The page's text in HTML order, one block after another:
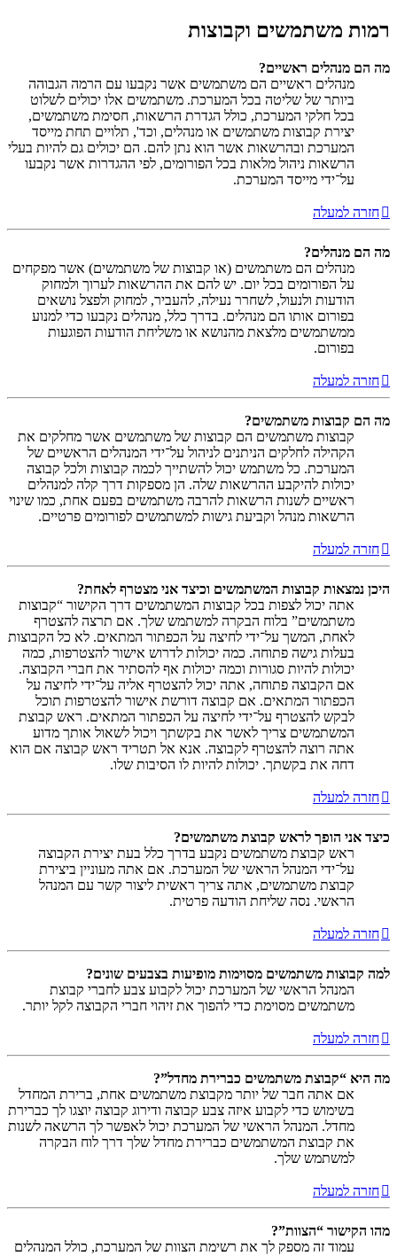
רמות משתמשים וקבוצות
מה הם מנהלים ראשיים?
מנהלים ראשיים הם משתמשים אשר נקבעו עם הרמה הגבוהה
ביותר של שליטה בכל המערכת. משתמשים אלו יכולים לשלוט
בכל חלקי המערכת, כולל הגדרת הרשאות, חסימת משתמשים,
יצירת קבוצות משתמשים או מנהלים, וכד', תלויים תחת מייסד
המערכת ובהרשאות אשר הוא נתן להם. הם יכולים גם להיות בעלי
הרשאות ניהול מלאות בכל הפורומים, לפי ההגדרות אשר נקבעו
על־ידי מייסד המערכת.
חזרה למעלה
מה הם מנהלים?
מנהלים הם משתמשים (או קבוצות של משתמשים) אשר מפקחים
על הפורומים בכל יום. יש להם את ההרשאות לערוך ולמחוק
הודעות ולנעול, לשחרר נעילה, להעביר, למחוק ולפצל נושאים
בפורום אותו הם מנהלים. בדרך כלל, מנהלים נקבעו כדי למנוע
ממשתמשים מלצאת מהנושא או משליחת הודעות הפוגעות
בפורום.
חזרה למעלה
מה הם קבוצות משתמשים?
קבוצות משתמשים הם קבוצות של משתמשים אשר מחלקים את
הקהילה לחלקים הניתנים לניהול על־ידי המנהלים הראשיים של
המערכת. כל משתמש יכול להשתייך לכמה קבוצות ולכל קבוצה
יכולות להיקבע ההרשאות שלה. הן מספקות דרך קלה למנהלים
ראשיים לשנות הרשאות להרבה משתמשים בפעם אחת, כמו שינוי
הרשאות מנהל וקביעת גישות למשתמשים לפורומים פרטיים.
חזרה למעלה
היכן נמצאות קבוצות המשתמשים וכיצד אני מצטרף לאחת?
אתה יכול לצפות בכל קבוצות המשתמשים דרך הקישור “קבוצות
משתמשים” בלוח הבקרה למשתמש שלך. אם תרצה להצטרף
לאחת, המשך על־ידי לחיצה על הכפתור המתאים. לא כל הקבוצות
בעלות גישה פתוחה. כמה יכולות לדרוש אישור להצטרפות, כמה
יכולות להיות סגורות וכמה יכולות אף להסתיר את חברי הקבוצה.
אם הקבוצה פתוחה, אתה יכול להצטרף אליה על־ידי לחיצה על
הכפתור המתאים. אם קבוצה דורשת אישור להצטרפות תוכל
לבקש להצטרף על־ידי לחיצה על הכפתור המתאים. ראש קבוצת
המשתמשים צריך לאשר את בקשתך ויכול לשאול אותך מדוע
אתה רוצה להצטרף לקבוצה. אנא אל תטריד ראש קבוצה אם הוא
דחה את בקשתך. יכולות להיות לו הסיבות שלו.
חזרה למעלה
כיצד אני הופך לראש קבוצת משתמשים?
ראש קבוצת משתמשים נקבע בדרך כלל בעת יצירת הקבוצה
על־ידי המנהל הראשי של המערכת. אם אתה מעוניין ביצירת
קבוצת משתמשים, אתה צריך ראשית ליצור קשר עם המנהל
הראשי. נסה שליחת הודעה פרטית.
חזרה למעלה
למה קבוצות משתמשים מסוימות מופיעות בצבעים שונים?
המנהל הראשי של המערכת יכול לקבוע צבע לחברי קבוצת
משתמשים מסוימת כדי להפוך את זיהוי חברי הקבוצה לקל יותר.
חזרה למעלה
מה היא “קבוצת משתמשים כברירת מחדל”?
אם אתה חבר של יותר מקבוצת משתמשים אחת, ברירת המחדל
בשימוש כדי לקבוע איזה צבע קבוצה ודירוג קבוצה יוצגו לך כברירת
מחדל. המנהל הראשי של המערכת יכול לאפשר לך הרשאה לשנות
את קבוצת המשתמשים כברירת מחדל שלך דרך לוח הבקרה
למשתמש שלך.
חזרה למעלה
מהו הקישור “הצוות”?
עמוד זה מספק לך את רשימת הצוות של המערכת, כולל המנהלים